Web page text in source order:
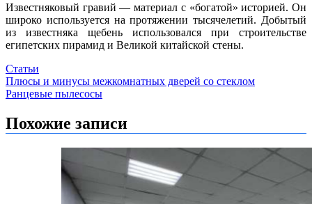
Известняковый гравий — материал с «богатой» историей. Он
широко используется на протяжении тысячелетий. Добытый
из известняка щебень использовался при строительстве
египетских пирамид и Великой китайской стены.
Статьи
Навигация
по
записям
Плюсы и минусы межкомнатных дверей со стеклом
Ранцевые пылесосы
Похожие записи